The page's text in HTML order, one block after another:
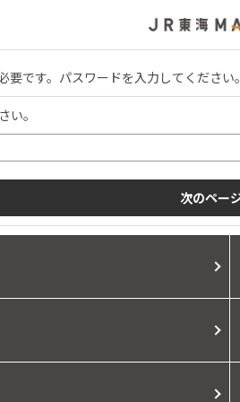
です。パスワードを入力してください。
。